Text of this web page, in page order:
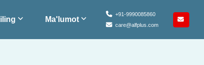
+91-9990085860
care@alfplus.com
Ma'lumot